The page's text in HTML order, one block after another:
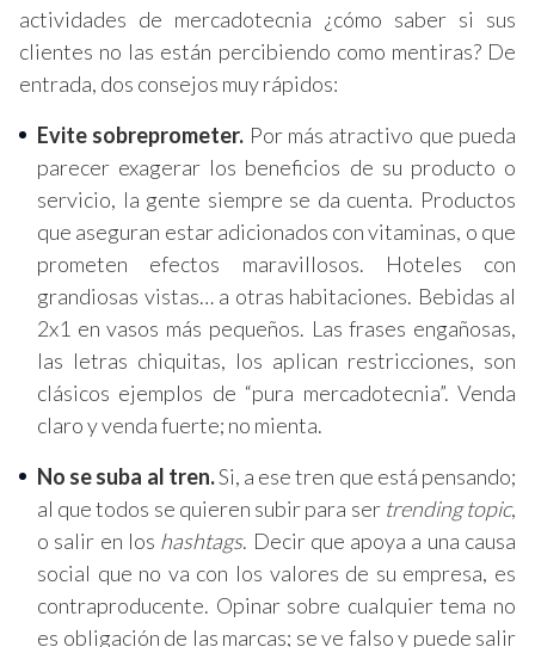
actividades de mercadotecnia ¿cómo saber si sus
clientes no las están percibiendo como mentiras? De
entrada, dos consejos muy rápidos:
Evite sobreprometer. Por más atractivo que pueda
parecer exagerar los beneficios de su producto o
servicio, la gente siempre se da cuenta. Productos
que aseguran estar adicionados con vitaminas, o que
prometen efectos maravillosos. Hoteles con
grandiosas vistas… a otras habitaciones. Bebidas al
2x1 en vasos más pequeños. Las frases engañosas,
las letras chiquitas, los aplican restricciones, son
clásicos ejemplos de “pura mercadotecnia”. Venda
claro y venda fuerte; no mienta.
No se suba al tren.Si, a ese tren que está pensando;
al que todos se quieren subir para ser trending topic,
o salir en los hashtags. Decir que apoya a una causa
social que no va con los valores de su empresa, es
contraproducente. Opinar sobre cualquier tema no
es obligación de las marcas; se ve falso y puede salir